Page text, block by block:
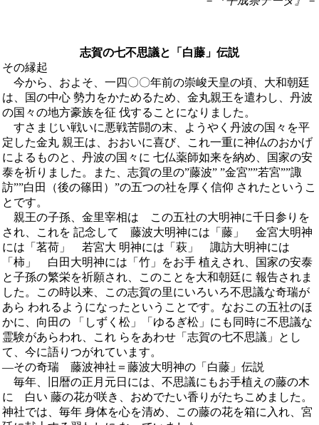
志賀の七不思議と「白藤」伝説
その縁起
今から、およそ、一四〇〇年前の崇峻天皇の頃、大和朝廷
は、国の中心 勢力をかためるため、金丸親王を遣わし、丹波
の国々の地方豪族を征 伐することになりました。
すさまじい戦いに悪戦苦闘の末、ようやく丹波の国々を平
定した金丸 親王は、おおいに喜び、これ一重に神仏のおかげ
によるものと、丹波の国々に 七仏薬師如来を納め、国家の安
泰を祈りました。また、志賀の里の”藤波” ”金宮””若宮””諏
訪””白田（後の篠田）”の五つの社を厚く信仰 されたというこ
とです。
親王の子孫、金里宰相は この五社の大明神に千日参りを
され、これを 記念して 藤波大明神には「藤」 金宮大明神
には「茗荷」 若宮大 明神には「萩」 諏訪大明神には
「柿」 白田大明神には「竹」をお手 植えされ、国家の安泰
と子孫の繁栄を祈願され、このことを大和朝廷に 報告されま
した。この時以来、この志賀の里にいろいろ不思議な奇瑞が
あら われるようになったということです。なおこの五社のほ
かに、向田の 「しずく松」「ゆるぎ松」にも同時に不思議な
霊験があらわれ、これ らをあわせ「志賀の七不思議」とし
て、今に語りつがれています。
―その奇瑞 藤波神社＝藤波大明神の「白藤」伝説
毎年、旧暦の正月元日には、不思議にもお手植えの藤の木
に 白い 藤の花が咲き、おめでたい香りがたちこめました。
神社では、毎年 身体を心を清め、この藤の花を箱に入れ、宮